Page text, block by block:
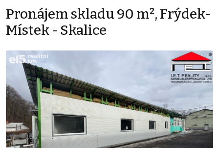
Pronájem skladu 90 m², Frýdek-
Místek - Skalice